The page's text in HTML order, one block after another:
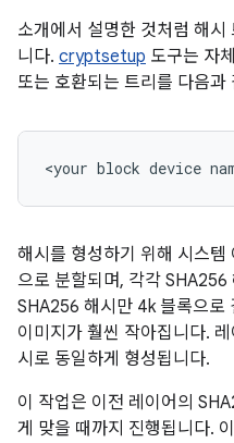
소개에서 설명한 것처럼 해
니다. cryptsetup 도구는 자
또는 호환되는 트리를 다음과
해시를 형성하기 위해 시스
으로 분할되며, 각각
SHA256 해시만 4k 블록으로
이미지가 훨씬 작아집니다.
시로 동일하게 형성됩니다.
이 작업은 이전 레이어의
게 맞을 때까지 진행됩니다.